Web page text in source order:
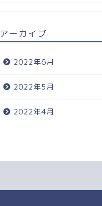
アーカイブ
2022年6月
2022年5月
2022年4月